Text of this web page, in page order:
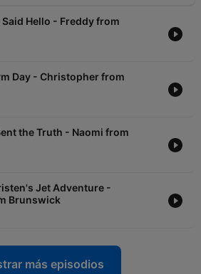
Said Hello - Freddy from
Day - Christopher from
the Truth - Naomi from
Jet Adventure -
Brunswick
más episodios